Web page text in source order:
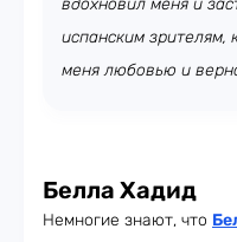
вдохновил меня и
испанским зрителям,
меня любовью и
Белла Хадид
Немногие знают, что